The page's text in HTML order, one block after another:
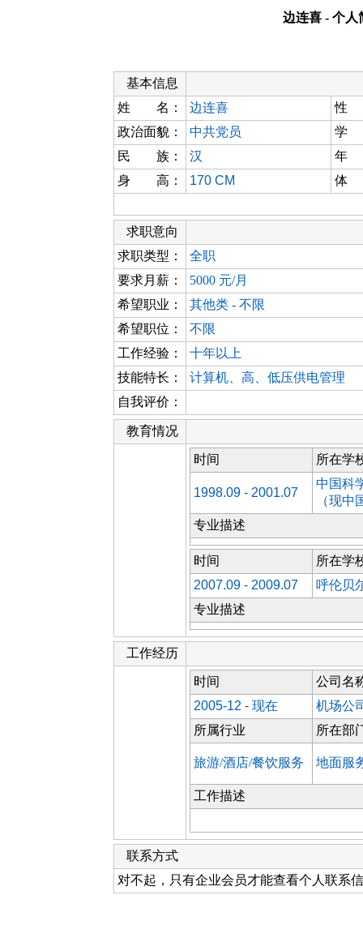
边连喜 - 个人
基本信息
姓 名：
边连喜
性
政治面貌：
中共党员
学
民 族：
汉
年
身 高：
170 CM 体
求职意向
求职类型：
全职
要求月薪：
5000 元/月
希望职业：
其他类 - 不限
希望职位：
不限
工作经验：
十年以上
技能特长：
计算机、高、低压供电管理
自我评价：
教育情况
时间 所在学
1998.09 - 2001.07
中国科
（现中
专业描述
时间
所在学
2007.09 - 2009.07
呼伦贝
专业描述
工作经历
时间
公司名
2005-12 - 现在
机场公
所属行业
所在部
旅游/酒店/餐饮服务 地面服
工作描述
联系方式
对不起，只有企业会员才能查看个人联系